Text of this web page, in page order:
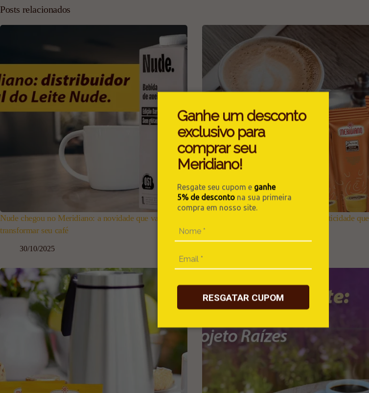
Ganhe um desconto
exclusivo para
comprar seu
Meridiano!
Resgate seu cupom e ganhe
5% de desconto na sua primeira
compra em nosso site.
RESGATAR CUPOM
Posts relacionados
Nude chegou no Meridiano: a novidade que vai
transformar seu café
30/10/2025
Cappuccino Meridiano em sachê: praticidade que
aquece o seu dia